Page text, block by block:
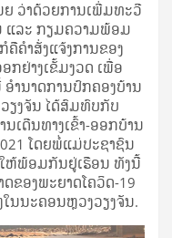
ວ່າດ້ວຍການເພີ່ມທະວີ
ແລະ ກຽມຄວາມພ້ອມ
ຄືຄໍາສັ່ງແຈ້ງການຂອງ
ກຢ່າງເຂັ້ມງວດ ເພື່ອ
ຳນາດການປົກຄອງບ້ານ
ຽງຈັນ ໄດ້ສົມທົບກັບ
ເດີນທາງເຂົ້າ-ອອກບ້ານ
ໂດຍພໍ່ແມ່ປະຊາຊົນ
ຫ້ພ້ອມກັນຢູ່ເຮືອນ ທັງນີ້
ຂອງພະຍາດໂຄວິດ-19
ນນະຄອນຫຼວງວຽງຈັນ.